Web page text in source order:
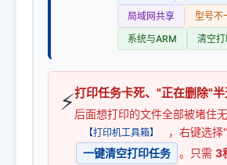
局域网共享
型号不
系统与ARM
清空打
⚡打印任务卡死、"正在删除"半
后面想打印的文件全部被堵住
【打印机工具箱】
，右键选
一键清空打印任务
。只需 3